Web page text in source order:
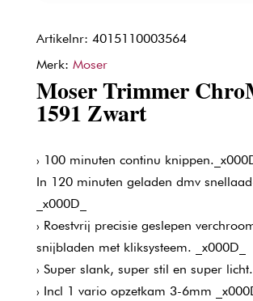
Artikelnr: 4015110003564
Merk: Moser
Moser Trimmer
1591 Zwart
› 100 minuten continu
In 120 minuten geladen dmv
_x000D_
› Roestvrij precisie geslepen
snijbladen met kliksysteem. _x000D_
› Super slank, super stil en super licht.
› Incl 1 vario opzetkam 3-6mm